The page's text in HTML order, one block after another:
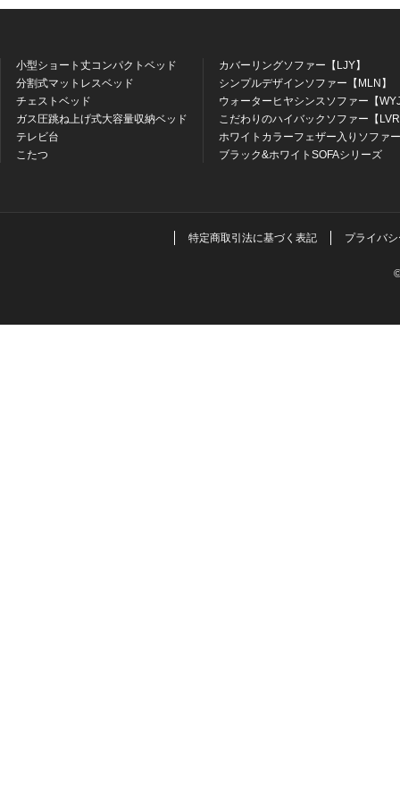
小型ショート丈コンパクトベッド
分割式マットレスベッド
チェストベッド
ガス圧跳ね上げ式大容量収納ベッド
テレビ台
こたつ
カバーリングソファー【LJY】
シンプルデザインソファー【MLN】
ウォーターヒヤシンスソファー【
こだわりのハイバックソファー【
ホワイトカラーフェザー入りソファ
ブラック&ホワイトSOFAシリーズ
特定商取引法に基づく表記 プライバ